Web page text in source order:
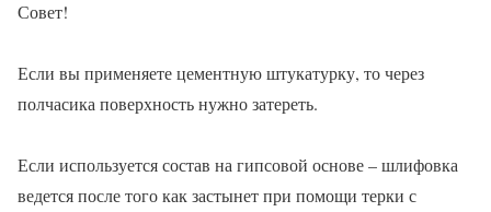
Совет!
Если вы применяете цементную штукатурку, то через
полчасика поверхность нужно затереть.
Если используется состав на гипсовой основе – шлифовка
ведется после того как застынет при помощи терки с